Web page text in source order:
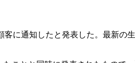
に通知したと発表した。最新の